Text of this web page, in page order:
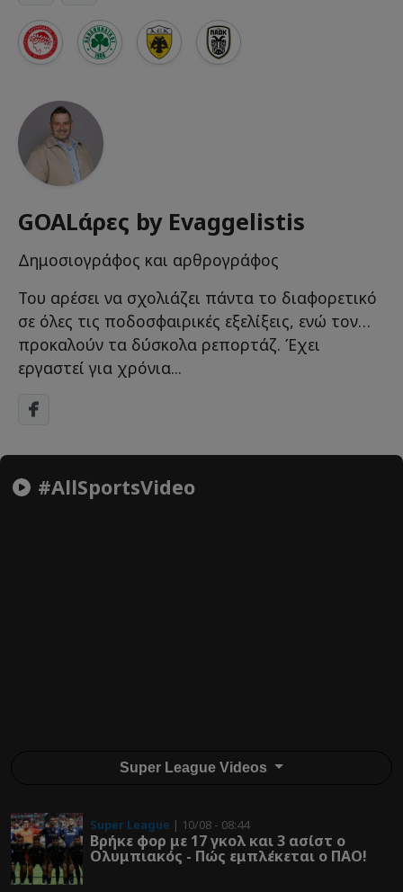
GOALάρες by Εvaggelistis
Δημοσιογράφος και αρθρογράφος
Του αρέσει να σχολιάζει πάντα το διαφορετικό
σε όλες τις ποδοσφαιρικές εξελίξεις, ενώ τον…
προκαλούν τα δύσκολα ρεπορτάζ. Έχει
εργαστεί για χρόνια...
#AllSportsVideo
Super League Videos
Super League | 10/08 - 08:44
Βρήκε φορ με 17 γκολ και 3 ασίστ ο
Ολυμπιακός - Πώς εμπλέκεται ο ΠΑΟ!